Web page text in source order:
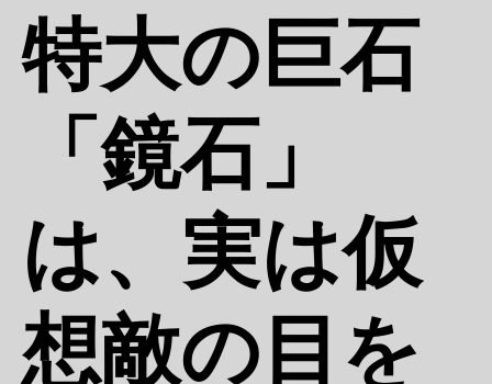
特大の巨石
「鏡石」
は、実は仮
想敵の目を